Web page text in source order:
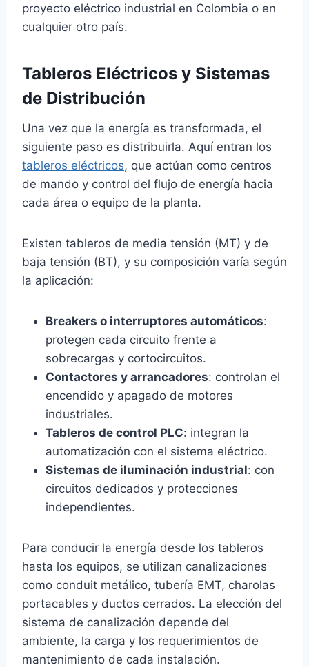
proyecto eléctrico industrial en Colombia o en
cualquier otro país.
Tableros Eléctricos y Sistemas
de Distribución
Una vez que la energía es transformada, el
siguiente paso es distribuirla. Aquí entran los
tableros eléctricos, que actúan como centros
de mando y control del flujo de energía hacia
cada área o equipo de la planta.
Existen tableros de media tensión (MT) y de
baja tensión (BT), y su composición varía según
la aplicación:
Breakers o interruptores automáticos:
protegen cada circuito frente a
sobrecargas y cortocircuitos.
Contactores y arrancadores: controlan el
encendido y apagado de motores
industriales.
Tableros de control PLC: integran la
automatización con el sistema eléctrico.
Sistemas de iluminación industrial: con
circuitos dedicados y protecciones
independientes.
Para conducir la energía desde los tableros
hasta los equipos, se utilizan canalizaciones
como conduit metálico, tubería EMT, charolas
portacables y ductos cerrados. La elección del
sistema de canalización depende del
ambiente, la carga y los requerimientos de
mantenimiento de cada instalación.